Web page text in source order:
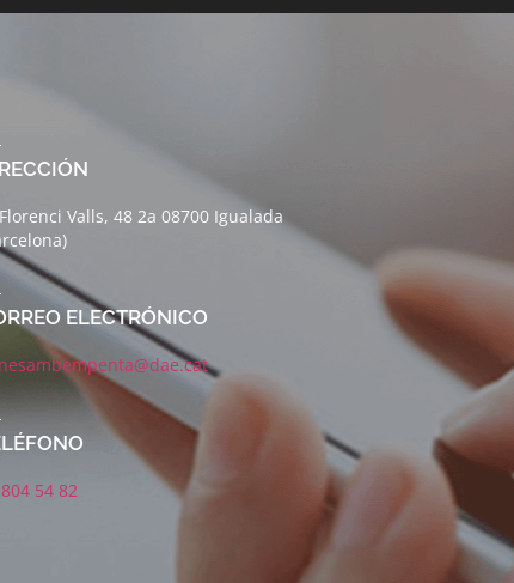
Valls, 48 2a 08700 Igualada
ELECTRÓNICO
54 82